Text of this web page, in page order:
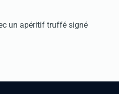
un apéritif truffé signé